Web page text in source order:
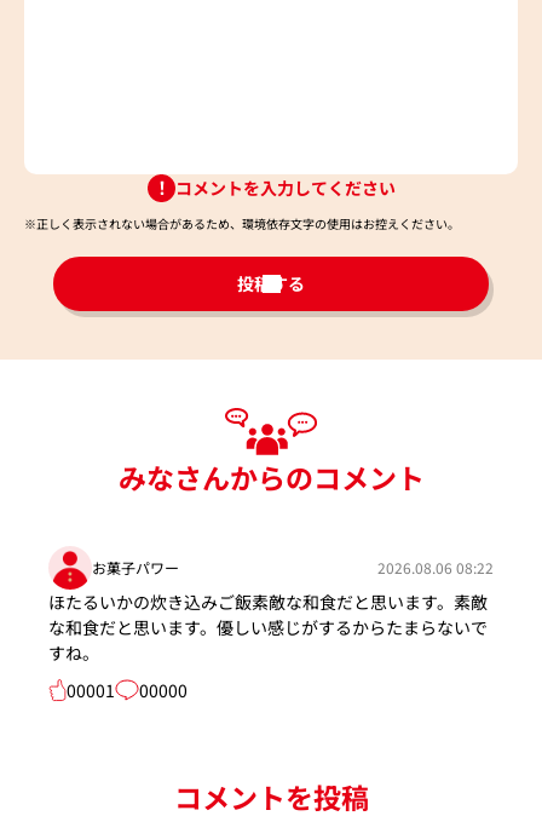
コメントを入力してください
※正しく表示されない場合があるため、環境依存文字の使用はお控えください。​
投稿する
みなさんからのコメント
お菓子パワー 2026.08.06 08:22
ほたるいかの炊き込みご飯素敵な和食だと思います。素敵
な和食だと思います。優しい感じがするからたまらないで
すね。
00001
00000
コメントを投稿